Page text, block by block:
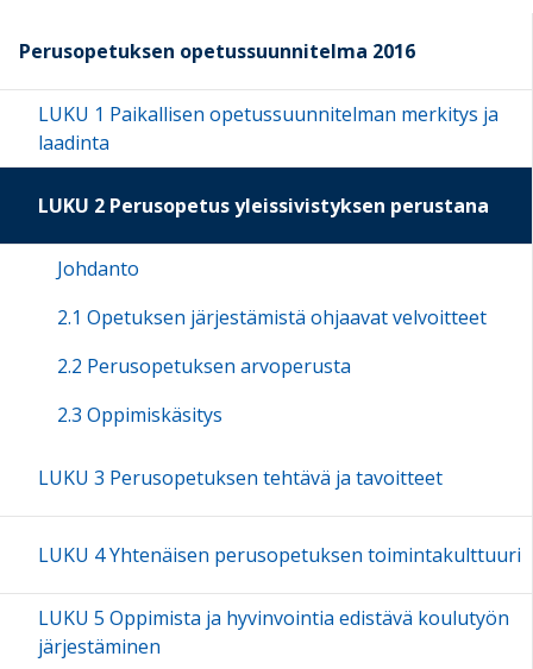
Perusopetuksen opetussuunnitelma 2016
LUKU 1 Paikallisen opetussuunnitelman merkitys ja
laadinta
LUKU 2 Perusopetus yleissivistyksen perustana
Johdanto
2.1 Opetuksen järjestämistä ohjaavat velvoitteet
2.2 Perusopetuksen arvoperusta
2.3 Oppimiskäsitys
LUKU 3 Perusopetuksen tehtävä ja tavoitteet
LUKU 4 Yhtenäisen perusopetuksen toimintakulttuuri
LUKU 5 Oppimista ja hyvinvointia edistävä koulutyön
järjestäminen